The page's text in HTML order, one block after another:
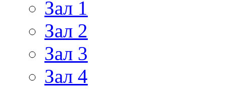
Зал 1
Зал 2
Зал 3
Зал 4